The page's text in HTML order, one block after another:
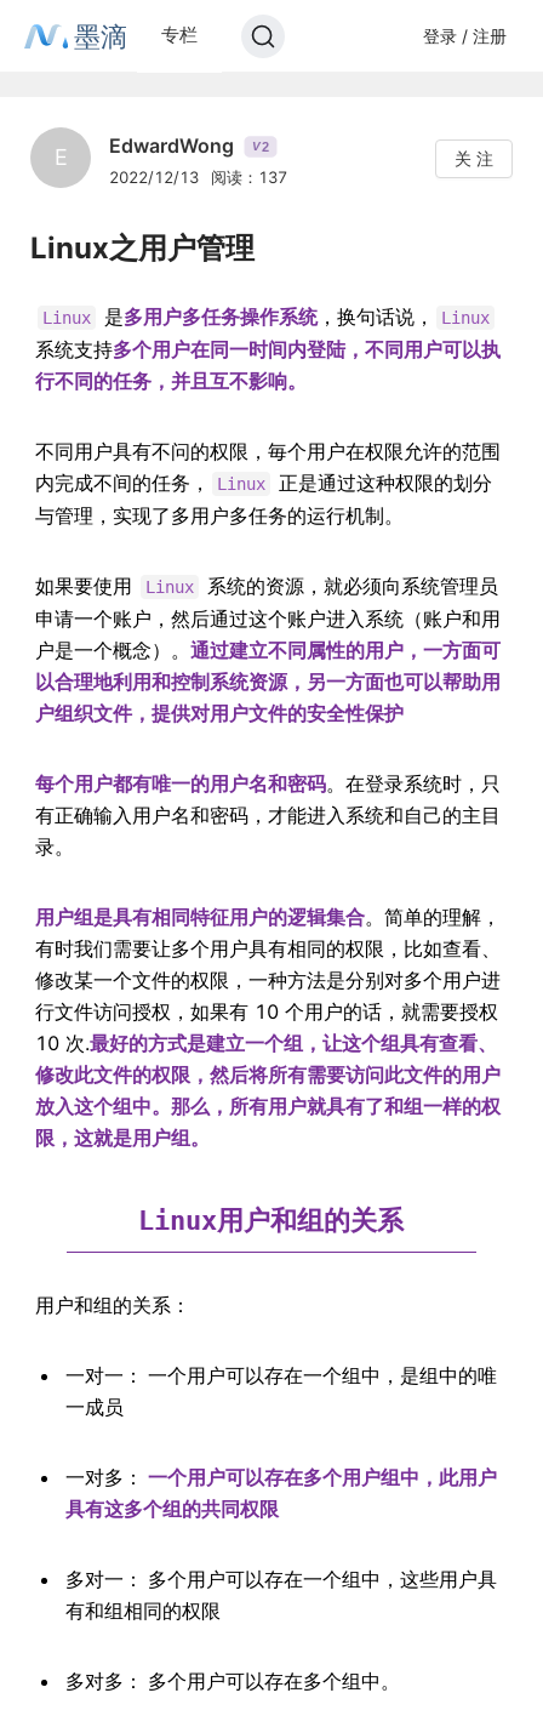
墨滴 专栏 登录 / 注册
E EdwardWong V2
2022/12/13 阅读：137
关 注
Linux之用户管理
Linux 是多用户多任务操作系统，换句话说， Linux
系统支持多个用户在同一时间内登陆，不同用户可以执
行不同的任务，并且互不影响。
不同用户具有不问的权限，毎个用户在权限允许的范围
内完成不间的任务，
Linux
正是通过这种权限的划分
与管理，实现了多用户多任务的运行机制。
如果要使用 Linux
系统的资源，就必须向系统管理员
申请一个账户，然后通过这个账户进入系统（账户和用
户是一个概念）。 通过建立不同属性的用户，一方面可
以合理地利用和控制系统资源，另一方面也可以帮助用
户组织文件，提供对用户文件的安全性保护
每个用户都有唯一的用户名和密码。在登录系统时，只
有正确输入用户名和密码，才能进入系统和自己的主目
录。
用户组是具有相同特征用户的逻辑集合。简单的理解，
有时我们需要让多个用户具有相同的权限，比如查看、
修改某一个文件的权限，一种方法是分别对多个用户进
行文件访问授权，如果有 10 个用户的话，就需要授权
10 次.最好的方式是建立一个组，让这个组具有查看、
修改此文件的权限，然后将所有需要访问此文件的用户
放入这个组中。那么，所有用户就具有了和组一样的权
限，这就是用户组。
Linux用户和组的关系
用户和组的关系：
一对一： 一个用户可以存在一个组中，是组中的唯
一成员
一对多： 一个用户可以存在多个用户组中，此用户
具有这多个组的共同权限
多对一： 多个用户可以存在一个组中，这些用户具
有和组相同的权限
多对多： 多个用户可以存在多个组中。